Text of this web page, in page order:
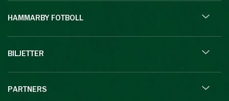
HAMMARBY FOTBOLL
BILJETTER
PARTNERS